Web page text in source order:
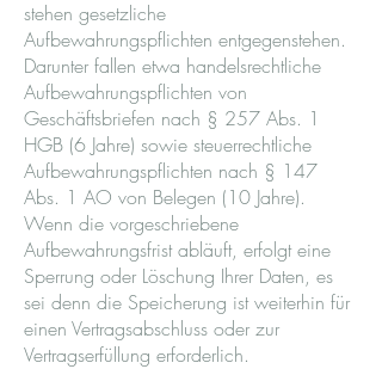
stehen gesetzliche
Aufbewahrungspflichten entgegenstehen.
Darunter fallen etwa handelsrechtliche
Aufbewahrungspflichten von
Geschäftsbriefen nach § 257 Abs. 1
HGB (6 Jahre) sowie steuerrechtliche
Aufbewahrungspflichten nach § 147
Abs. 1 AO von Belegen (10 Jahre).
Wenn die vorgeschriebene
Aufbewahrungsfrist abläuft, erfolgt eine
Sperrung oder Löschung Ihrer Daten, es
sei denn die Speicherung ist weiterhin für
einen Vertragsabschluss oder zur
Vertragserfüllung erforderlich.